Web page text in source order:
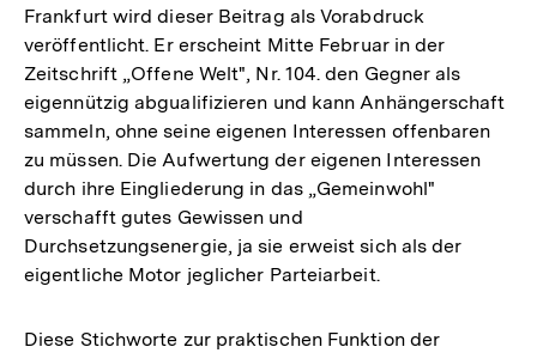
Frankfurt wird dieser Beitrag als Vorabdruck
veröffentlicht. Er erscheint Mitte Februar in der
Zeitschrift „Offene Welt", Nr. 104. den Gegner als
eigennützig abgualifizieren und kann Anhängerschaft
sammeln, ohne seine eigenen Interessen offenbaren
zu müssen. Die Aufwertung der eigenen Interessen
durch ihre Eingliederung in das „Gemeinwohl"
verschafft gutes Gewissen und
Durchsetzungsenergie, ja sie erweist sich als der
eigentliche Motor jeglicher Parteiarbeit.
Diese Stichworte zur praktischen Funktion der